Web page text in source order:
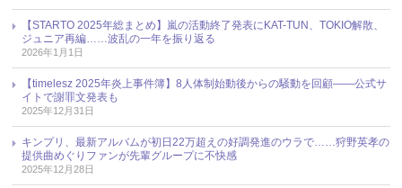
【STARTO 2025年総まとめ】嵐の活動終了発表にKAT-TUN、TOKIO解散、
ジュニア再編……波乱の一年を振り返る
2026年1月1日
【timelesz 2025年炎上事件簿】8人体制始動後からの騒動を回顧――公式サ
イトで謝罪文発表も
2025年12月31日
キンプリ、最新アルバムが初日22万超えの好調発進のウラで……狩野英孝の
提供曲めぐりファンが先輩グループに不快感
2025年12月28日